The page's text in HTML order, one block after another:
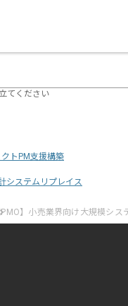
てください
トPM支援構築
システムリプレイス
PMO】小売業界向け大規模シス